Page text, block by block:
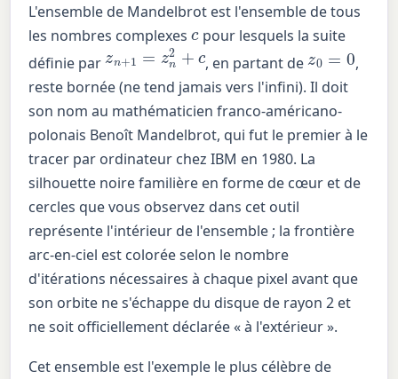
L'ensemble de Mandelbrot est l'ensemble de tous
les nombres complexescpour lesquels la suite
définie par
z n+1=zn2+c
, en partant dez0 =0
,
reste bornée (ne tend jamais vers l'infini). Il doit
son nom au mathématicien franco-américano-
polonais Benoît Mandelbrot, qui fut le premier à le
tracer par ordinateur chez IBM en 1980. La
silhouette noire familière en forme de cœur et de
cercles que vous observez dans cet outil
représente l'intérieur de l'ensemble ; la frontière
arc-en-ciel est colorée selon le nombre
d'itérations nécessaires à chaque pixel avant que
son orbite ne s'échappe du disque de rayon 2 et
ne soit officiellement déclarée « à l'extérieur ».
Cet ensemble est l'exemple le plus célèbre de